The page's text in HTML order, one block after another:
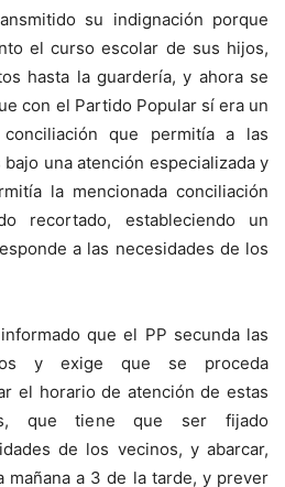
su indignación porque
el curso escolar de sus hijos,
hasta la guardería, y ahora se
con el Partido Popular sí era un
que permitía a las
una atención especializada y
la mencionada conciliación
recortado, estableciendo un
a las necesidades de los
que el PP secunda las
y exige que se proceda
el horario de atención de estas
que tiene que ser fijado
de los vecinos, y abarcar,
mañana a 3 de la tarde, y prever